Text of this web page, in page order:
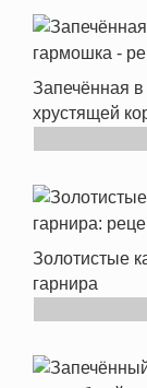
Запечённая
хрустящей
Золотистые
гарнира